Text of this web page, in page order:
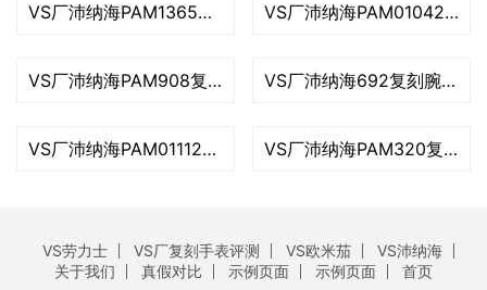
VS厂沛纳海PAM1365复刻腕表-VS手表 VS厂沛纳海PAM01042复刻腕表-VS手表
VS厂沛纳海PAM908复刻腕表-VS手表 VS厂沛纳海692复刻腕表-VS手表
VS厂沛纳海PAM01112复刻腕表-VS手表 VS厂沛纳海PAM320复刻腕表-VS手表
VS劳力士 VS厂复刻手表评测 VS欧米茄
VS沛纳海
关于我们
真假对比 示例页面 示例页面 首页